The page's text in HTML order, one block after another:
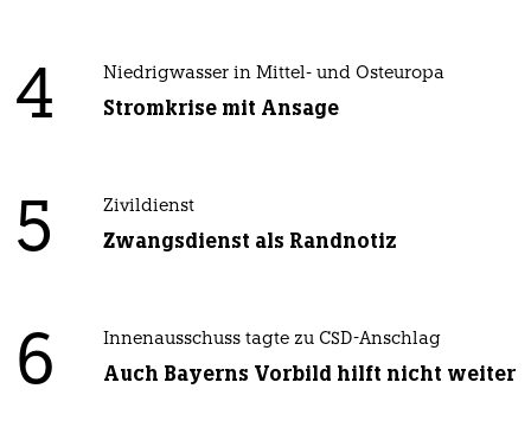
4 Niedrigwasser in Mittel- und Osteuropa
Stromkrise mit Ansage
5 Zivildienst
Zwangsdienst als Randnotiz
6 Innenausschuss tagte zu CSD-Anschlag
Auch Bayerns Vorbild hilft nicht weiter